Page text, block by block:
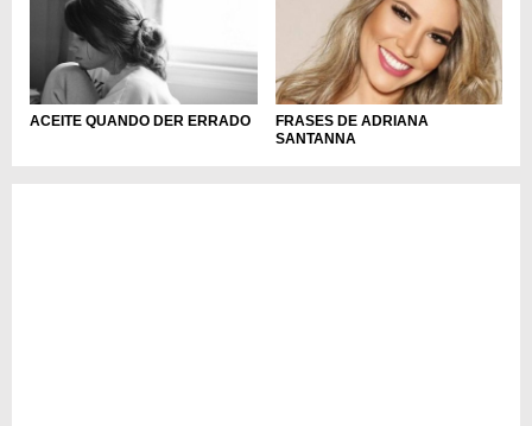
ACEITE QUANDO DER ERRADO
FRASES DE ADRIANA
SANTANNA